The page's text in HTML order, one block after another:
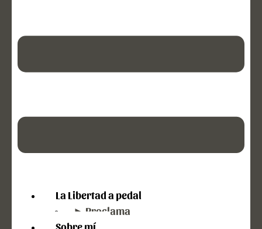
La Libertad a pedal
► Proclama
Sobre mí